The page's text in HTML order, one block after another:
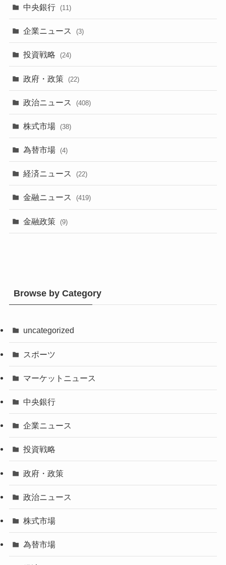
中央銀行 (11)
企業ニュース (3)
投資戦略 (24)
政府・政策 (22)
政治ニュース (408)
株式市場 (38)
為替市場 (4)
経済ニュース (22)
金融ニュース (419)
金融政策 (9)
Browse by Category
uncategorized
スポーツ
マーケットニュース
中央銀行
企業ニュース
投資戦略
政府・政策
政治ニュース
株式市場
為替市場